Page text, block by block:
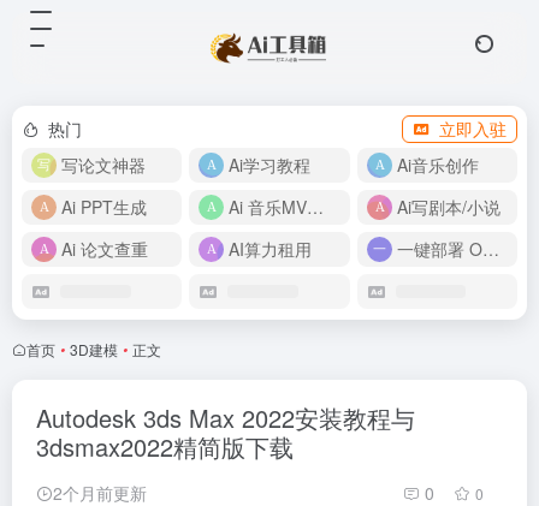
热门
立即入驻
写论文神器
Ai学习教程
Ai音乐创作
Ai PPT生成
Ai 音乐MV制作
Ai写剧本/小说
Ai 论文查重
AI算力租用 一键部署 OpenClaw
首页 • 3D建模 • 正文
Autodesk 3ds Max 2022安装教程与
3dsmax2022精简版下载
2个月前更新 0 0